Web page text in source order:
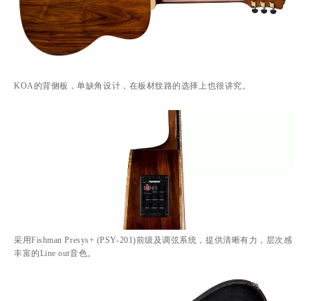
KOA的背侧板，单缺角设计，在板材纹路的选择上也很讲究。
采用Fishman Presys+ (PSY-201)前级及调弦系统，提供清晰有力，层次感
丰富的Line out音色。